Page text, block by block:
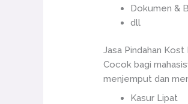
Dokumen &
dll
Jasa Pindahan
Cocok bagi
menjemput dan
Kasur Lipat